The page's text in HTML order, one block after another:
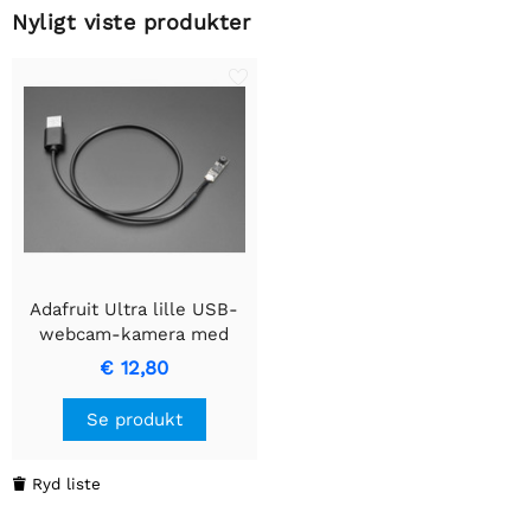
Nyligt viste produkter
Adafruit Ultra lille USB-
webcam-kamera med
GC0307-sensor
€ 12,80
Se produkt
 Ryd liste